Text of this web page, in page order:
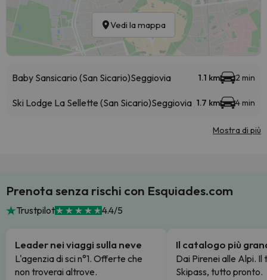
Vedi la mappa
Baby Sansicario (San Sicario)Seggiovia 1.1 km 2 min
Ski Lodge La Sellette (San Sicario)Seggiovia 1.7 km 4 min
Mostra di più
Prenota senza rischi con Esquiades.com
Trustpilot 4.4/5
Leader nei viaggi sulla neve
L'agenzia di sci n°1. Offerte che
non troverai altrove.
Il catalogo più
Dai Pirenei alle Alpi. Il
Skipass, tutto pronto.